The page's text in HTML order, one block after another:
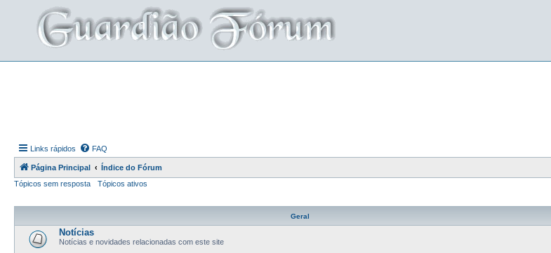
Links rápidos FAQ
Página Principal
Índice do Fórum
Tópicos sem resposta
Tópicos ativos
Geral
Notícias
Notícias e novidades relacionadas com este site